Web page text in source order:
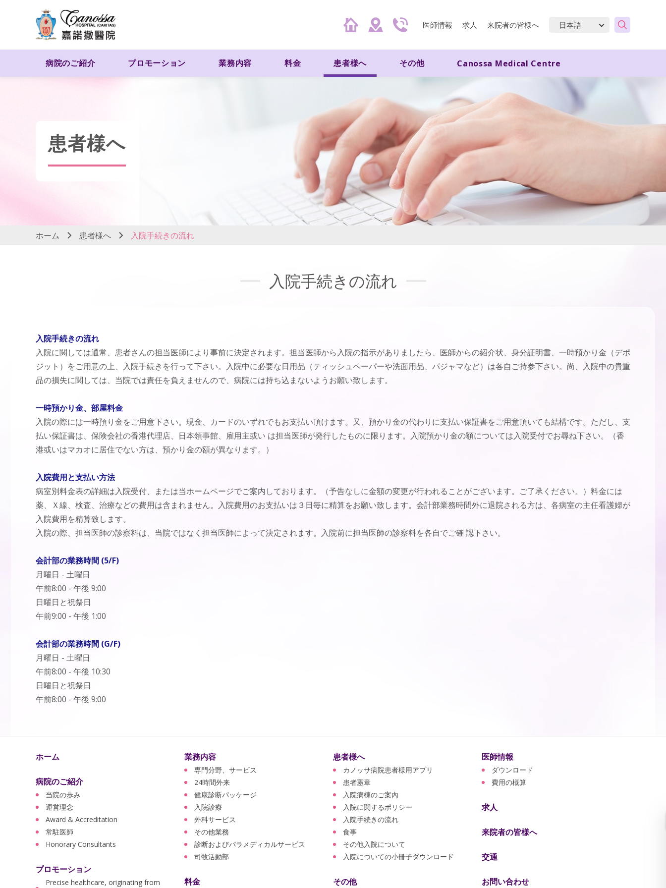
医師情報 求人 来院者の皆様へ
病院のご紹介 プロモーション 業務内容 料金 患者様へ その他 Canossa Medical Centre
患者様へ
ホーム 患者様へ 入院手続きの流れ
入院手続きの流れ
入院手続きの流れ
入院に関しては通常、患者さんの担当医師により事前に決定されます。担当医師から入院の指示がありましたら、医師からの紹介状、身分証明書、一時預かり金（デポ
ジット）をご用意の上、入院手続きを行って下さい。入院中に必要な日用品（ティッシュペーパーや洗面用品、パジャマなど）は各自ご持参下さい。尚、入院中の貴重
品の損失に関しては、当院では責任を負えませんので、病院には持ち込まないようお願い致します。
一時預かり金、部屋料金
入院の際には一時預り金をご用意下さい。現金、カードのいずれでもお支払い頂けます。又、預かり金の代わりに支払い保証書をご用意頂いても結構です。ただし、支
払い保証書は、保険会社の香港代理店、日本領事館、雇用主或い は担当医師が発行したものに限ります。入院預かり金の額については入院受付でお尋ね下さい。（香
港或いはマカオに居住でない方は、預かり金の額が異なります。）
入院費用と支払い方法
病室別料金表の詳細は入院受付、または当ホームページでご案内しております。（予告なしに金額の変更が行われることがございます。ご了承ください。）料金には
薬、Ｘ線、検査、治療などの費用は含まれません。入院費用のお支払いは３日毎に精算をお願い致します。会計部業務時間外に退院される方は、各病室の主任看護婦が
入院費用を精算致します。
入院の際、担当医師の診察料は、当院ではなく担当医師によって決定されます。入院前に担当医師の診察料を各自でご確 認下さい。
会計部の業務時間 (5/F)
月曜日 - 土曜日
午前8:00 - 午後 9:00
日曜日と祝祭日
午前9:00 - 午後 1:00
会計部の業務時間 (G/F)
月曜日 - 土曜日
午前8:00 - 午後 10:30
日曜日と祝祭日
午前8:00 - 午後 9:00
ホーム
病院のご紹介
当院の歩み
運営理念
Award & Accreditation
常駐医師
Honorary Consultants
プロモーション
Precise healthcare, originating from
業務内容
専門分野、サービス
24時間外来
健康診断パッケージ
入院診療
外科サービス
その他業務
診断およびパラメディカルサービス
司牧活動部
料金
患者様へ
カノッサ病院患者様用アプリ
患者憲章
入院病棟のご案內
入院に関するポリシー
入院手続きの流れ
食事
その他入院について
入院についての小冊子ダウンロード
その他
医師情報
ダウンロード
費用の概算
求人
来院者の皆様へ
交通
お問い合わせ